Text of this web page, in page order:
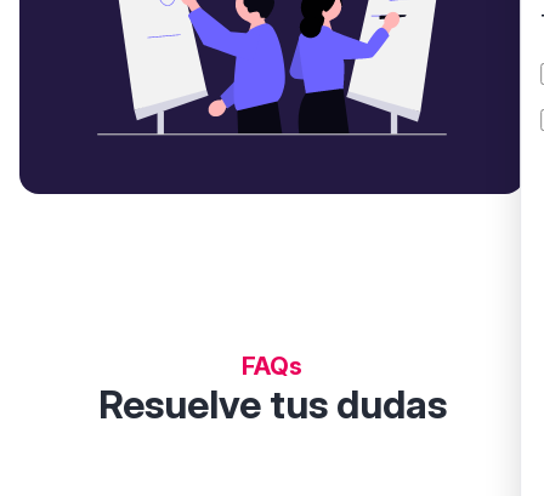
FAQs
Resuelve tus dudas